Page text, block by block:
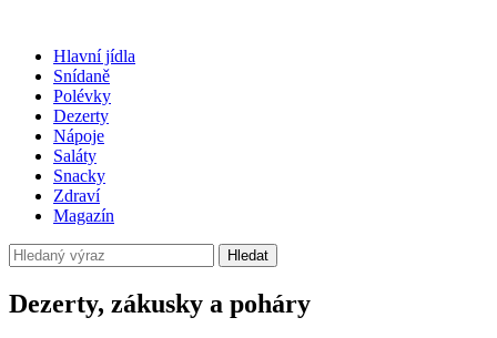
Hlavní jídla
Snídaně
Polévky
Dezerty
Nápoje
Saláty
Snacky
Zdraví
Magazín
Hledat
Dezerty, zákusky a poháry